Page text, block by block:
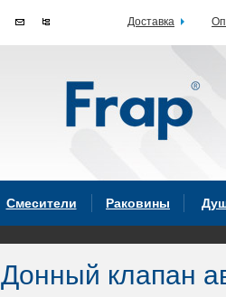
Смесители Раковины
Донный клапан
Доставка